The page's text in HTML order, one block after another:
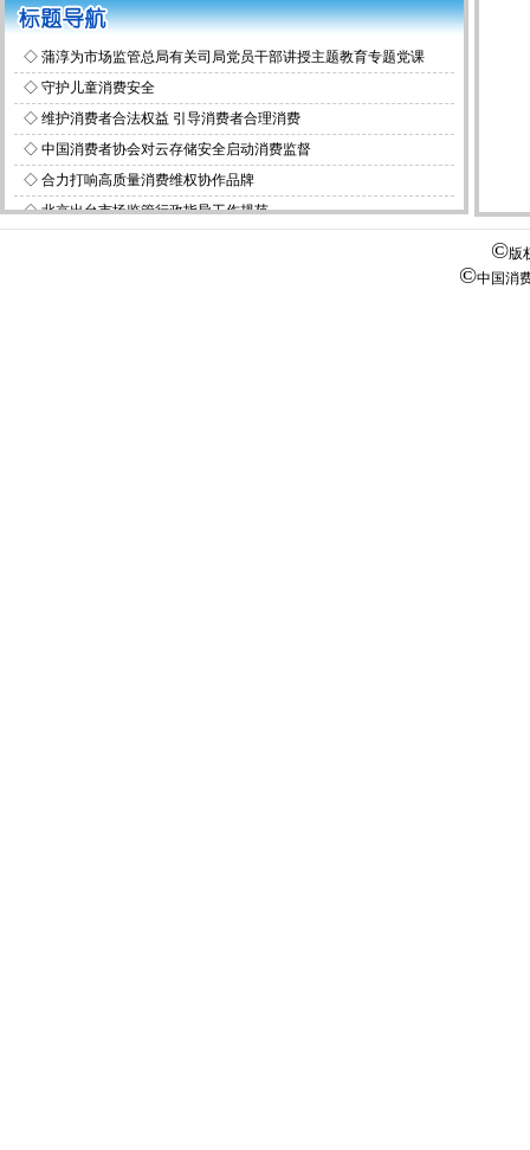
◇ 蒲淳为市场监管总局有关司局党员干部讲授主题教育专题党课
◇ 守护儿童消费安全
◇ 维护消费者合法权益 引导消费者合理消费
◇ 中国消费者协会对云存储安全启动消费监督
◇ 合力打响高质量消费维权协作品牌
◇北京出台市场监管行政指导工作规范
©版
©中国消